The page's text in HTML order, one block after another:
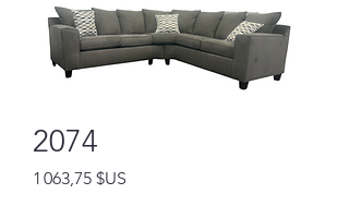
2074
1 063,75 $US